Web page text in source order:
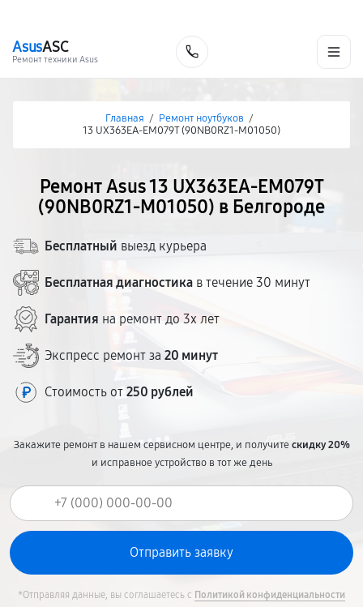
AsusASC
Ремонт техники Asus
Главная / Ремонт ноутбуков /
13 UX363EA-EM079T (90NB0RZ1-M01050)
Ремонт Asus 13 UX363EA-EM079T
(90NB0RZ1-M01050) в Белгороде
Бесплатный выезд курьера
Бесплатная диагностика в течение 30 минут
Гарантия на ремонт до 3х лет
Экспресс ремонт за 20 минут
Стоимость от 250 рублей
Закажите ремонт в нашем сервисном центре, и получитескидку 20%
и исправное устройство в тот же день
*Отправляя данные, вы соглашаетесь с Политикой конфиденциальности